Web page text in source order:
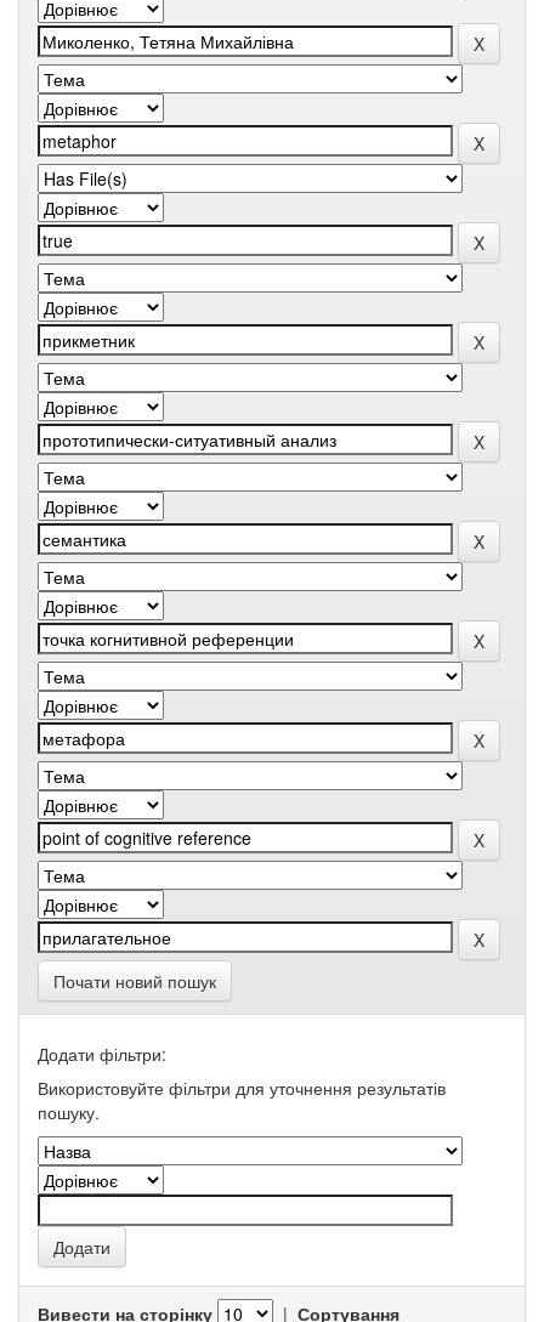
Почати новий пошук
Додати фільтри:
Використовуйте фільтри для уточнення результатів
пошуку.
Вивести на сторінку | Сортування